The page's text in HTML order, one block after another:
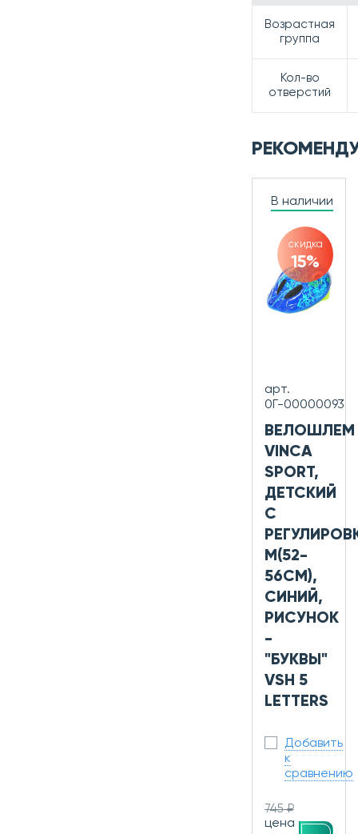
Возрастная
группа
Кол-во
отверстий
В наличии
скидка
15%
арт.
0Г-00000093
ВЕЛОШЛЕМ
VINCA
SPORT,
ДЕТСКИЙ
С
M(52-
56СМ),
СИНИЙ,
РИСУНОК
-
"БУКВЫ"
VSH 5
LETTERS
Добавить
к
сравнению
745 ₽
цена